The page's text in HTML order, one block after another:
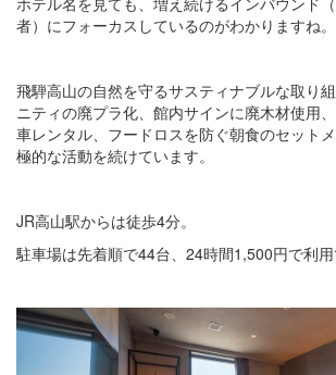
者）にフォーカスしているのがわかりますね。
飛騨高山の自然を守るサスティナブルな取り
ニティの廃プラ化、館内サインに廃木材使用
車レンタル、フードロスを防ぐ朝食のセット
極的な活動を続けています。
JR高山駅からは徒歩4分。
駐車場は先着順で44台、24時間1,500円で利用